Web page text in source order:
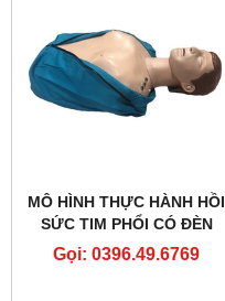
MÔ HÌNH THỰC HÀNH HỒI
SỨC TIM PHỔI CÓ ĐÈN
BÁO- CPR MANIKIN
Gọi: 0396.49.6769